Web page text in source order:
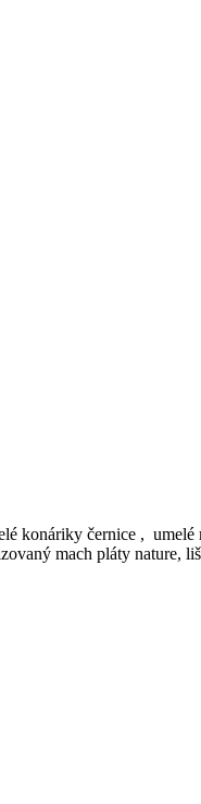
konáriky černice ,
mach pláty nature,